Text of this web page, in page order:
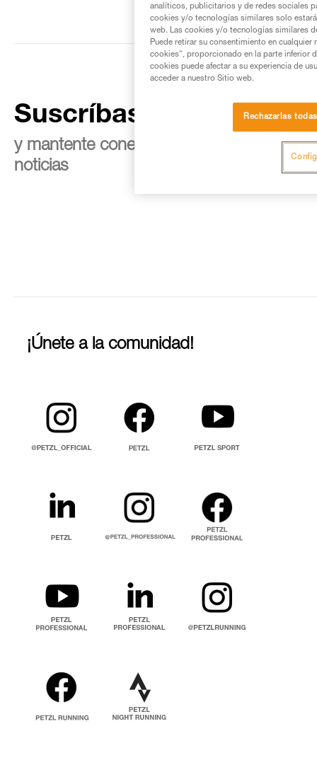
Suscríbase al boletín
y mantente conectado con nuestras
noticias
¡Únete a la comunidad!
analíticos, publicitarios y de redes sociales
cookies y/o tecnologías similares solo
web. Las cookies y/o tecnologías similares
Puede retirar su consentimiento en
cookies", proporcionado en la parte inferior
cookies puede afectar a su experiencia de
acceder a nuestro Sitio web.
Rechazarlas